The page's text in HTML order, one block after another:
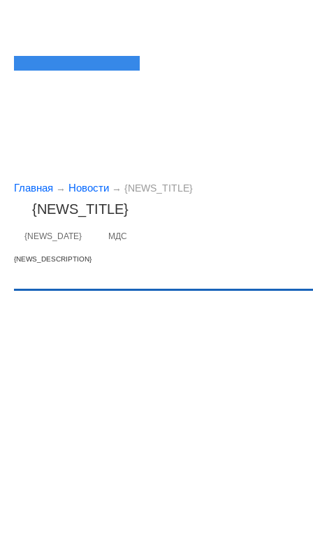
Главная → Новости → {NEWS_TITLE}
{NEWS_TITLE}
{NEWS_DATE} МДС
{NEWS_DESCRIPTION}